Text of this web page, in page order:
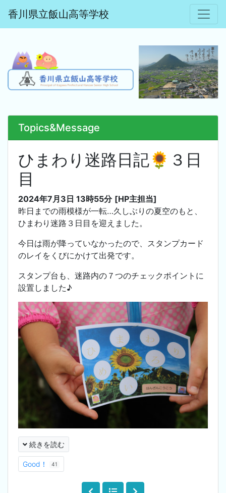
香川県立飯山高等学校
Topics&Message
ひまわり迷路日記🌻３日
目
2024年7月3日 13時55分 [HP主担当]
昨日までの雨模様が一転…久しぶりの夏空のもと、
ひまわり迷路３日目を迎えました。
今日は雨が降っていなかったので、スタンプカード
のレイをくびにかけて出発です。
スタンプ台も、迷路内の７つのチェックポイントに
設置しました♪
続きを読む
Good！ 41